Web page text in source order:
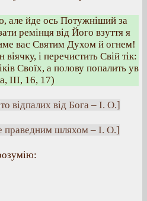
але йде ось Потужніший за
ремінця від Його взуття я
вас Святим Духом й огнем!
і перечистить Свій тік:
Своїх, а полову попалить ув
ІІІ, 16, 17)
відпалих від Бога – І. О.]
праведним шляхом – І. О.]